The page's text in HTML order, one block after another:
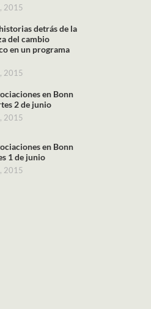
2015
detrás de la
del cambio
en un programa
2015
en Bonn
2 de junio
2015
en Bonn
1 de junio
2015